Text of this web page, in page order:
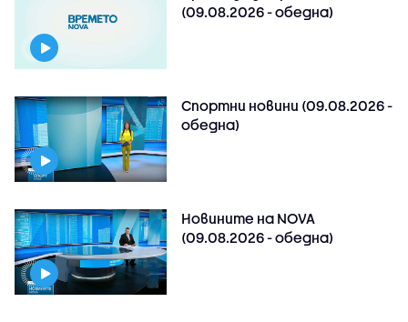
(09.08.2026 - обедна)
Спортни новини (09.08.2026 -
обедна)
Новините на NOVA
(09.08.2026 - обедна)